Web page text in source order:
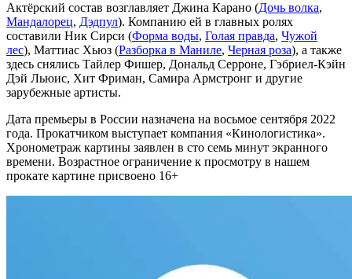
Актёрский состав возглавляет Джина Карано (Дочь волка,
Мандалорец, Дэдпул). Компанию ей в главных ролях
составили Ник Сирси (Форма воды, Голая правда, Чужой
лес), Маттиас Хьюз (Разборка в Маниле, Черная роза), а также
здесь снялись Тайлер Фишер, Дональд Серроне, Гэбриел-Кэйн
Дэй Льюис, Хит Фриман, Самира Армстронг и другие
зарубежные артисты.
Дата премьеры в России назначена на восьмое сентября 2022
года. Прокатчиком выступает компания «Кинологистика».
Хронометраж картины заявлен в сто семь минут экранного
времени. Возрастное ограничение к просмотру в нашем
прокате картине присвоено 16+